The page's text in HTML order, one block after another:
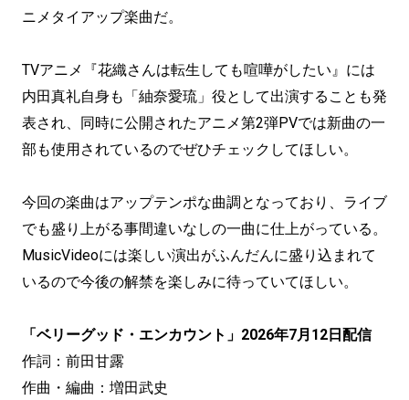
ニメタイアップ楽曲だ。
TVアニメ『花織さんは転生しても喧嘩がしたい』には
内田真礼自身も「紬奈愛琉」役として出演することも発
表され、同時に公開されたアニメ第2弾PVでは新曲の一
部も使用されているのでぜひチェックしてほしい。
今回の楽曲はアップテンポな曲調となっており、ライブ
でも盛り上がる事間違いなしの一曲に仕上がっている。
MusicVideoには楽しい演出がふんだんに盛り込まれて
いるので今後の解禁を楽しみに待っていてほしい。
「ベリーグッド・エンカウント」2026年7月12日配信
作詞：前田甘露
作曲・編曲：増田武史